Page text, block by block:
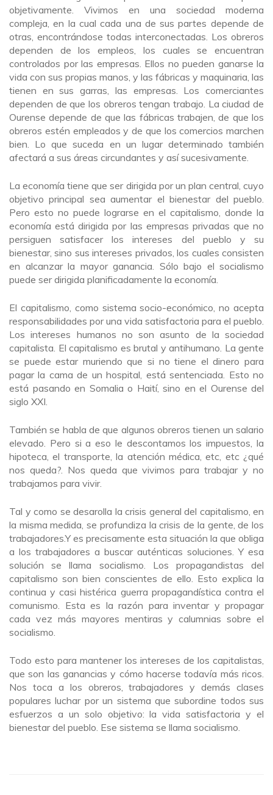
objetivamente. Vivimos en una sociedad moderna
compleja, en la cual cada una de sus partes depende de
otras, encontrándose todas interconectadas. Los obreros
dependen de los empleos, los cuales se encuentran
controlados por las empresas. Ellos no pueden ganarse la
vida con sus propias manos, y las fábricas y maquinaria, las
tienen en sus garras, las empresas. Los comerciantes
dependen de que los obreros tengan trabajo. La ciudad de
Ourense depende de que las fábricas trabajen, de que los
obreros estén empleados y de que los comercios marchen
bien. Lo que suceda en un lugar determinado también
afectará a sus áreas circundantes y así sucesivamente.
La economía tiene que ser dirigida por un plan central, cuyo
objetivo principal sea aumentar el bienestar del pueblo.
Pero esto no puede lograrse en el capitalismo, donde la
economía está dirigida por las empresas privadas que no
persiguen satisfacer los intereses del pueblo y su
bienestar, sino sus intereses privados, los cuales consisten
en alcanzar la mayor ganancia. Sólo bajo el socialismo
puede ser dirigida planificadamente la economía.
El capitalismo, como sistema socio-económico, no acepta
responsabilidades por una vida satisfactoria para el pueblo.
Los intereses humanos no son asunto de la sociedad
capitalista. El capitalismo es brutal y antihumano. La gente
se puede estar muriendo que si no tiene el dinero para
pagar la cama de un hospital, está sentenciada. Esto no
está pasando en Somalia o Haití, sino en el Ourense del
siglo XXI.
También se habla de que algunos obreros tienen un salario
elevado. Pero si a eso le descontamos los impuestos, la
hipoteca, el transporte, la atención médica, etc, etc ¿qué
nos queda?. Nos queda que vivimos para trabajar y no
trabajamos para vivir.
Tal y como se desarolla la crisis general del capitalismo, en
la misma medida, se profundiza la crisis de la gente, de los
trabajadores.Y es precisamente esta situación la que obliga
a los trabajadores a buscar auténticas soluciones. Y esa
solución se llama socialismo. Los propagandistas del
capitalismo son bien conscientes de ello. Esto explica la
continua y casi histérica guerra propagandística contra el
comunismo. Esta es la razón para inventar y propagar
cada vez más mayores mentiras y calumnias sobre el
socialismo.
Todo esto para mantener los intereses de los capitalistas,
que son las ganancias y cómo hacerse todavía más ricos.
Nos toca a los obreros, trabajadores y demás clases
populares luchar por un sistema que subordine todos sus
esfuerzos a un solo objetivo: la vida satisfactoria y el
bienestar del pueblo. Ese sistema se llama socialismo.